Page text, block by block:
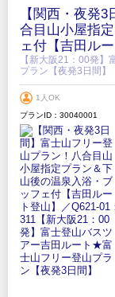
【関西・夜発
合目山小屋指
ェ付【吉田ル
【新大阪21：00発
プラン【夜発3日間】
1人OK
プランID：30040001